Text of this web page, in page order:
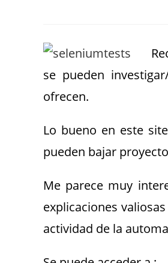
se pueden
ofrecen.
Lo bueno en este
pueden bajar
Me parece muy
explicaciones
actividad de la